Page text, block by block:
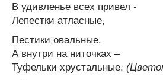
В удивленье всех привел -
Лепестки атласные,
Пестики овальные.
А внутри на ниточках –
Туфельки хрустальные.